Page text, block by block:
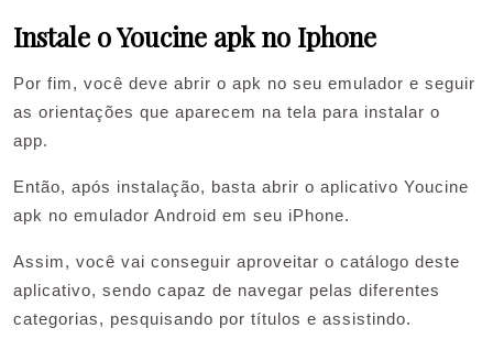
Instale o Youcine apk no Iphone
Por fim, você deve abrir o apk no seu emulador e seguir
as orientações que aparecem na tela para instalar o
app.
Então, após instalação, basta abrir o aplicativo Youcine
apk no emulador Android em seu iPhone.
Assim, você vai conseguir aproveitar o catálogo deste
aplicativo, sendo capaz de navegar pelas diferentes
categorias, pesquisando por títulos e assistindo.